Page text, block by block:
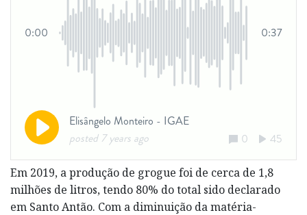
Em 2019, a produção de grogue foi de cerca de 1,8
milhões de litros, tendo 80% do total sido declarado
em Santo Antão. Com a diminuição da matéria-